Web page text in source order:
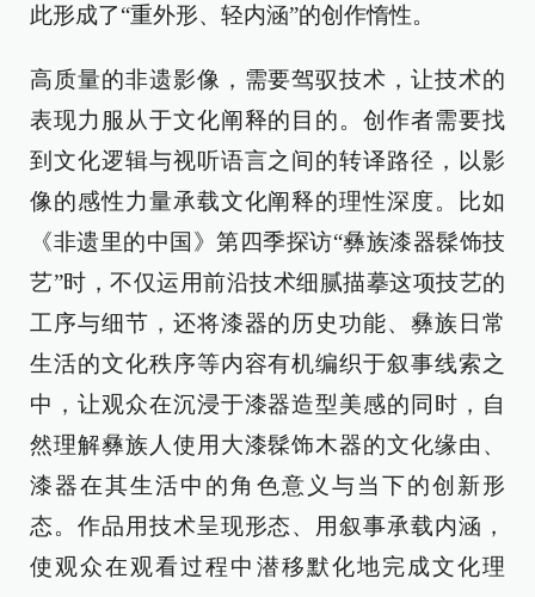
此形成了“重外形、轻内涵”的创作惰性。
高质量的非遗影像，需要驾驭技术，让技术的
表现力服从于文化阐释的目的。创作者需要找
到文化逻辑与视听语言之间的转译路径，以影
像的感性力量承载文化阐释的理性深度。比如
《非遗里的中国》第四季探访“彝族漆器髹饰技
艺”时，不仅运用前沿技术细腻描摹这项技艺的
工序与细节，还将漆器的历史功能、彝族日常
生活的文化秩序等内容有机编织于叙事线索之
中，让观众在沉浸于漆器造型美感的同时，自
然理解彝族人使用大漆髹饰木器的文化缘由、
漆器在其生活中的角色意义与当下的创新形
态。作品用技术呈现形态、用叙事承载内涵，
使观众在观看过程中潜移默化地完成文化理